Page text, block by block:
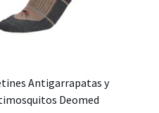
Antigarrapatas y
Deomed